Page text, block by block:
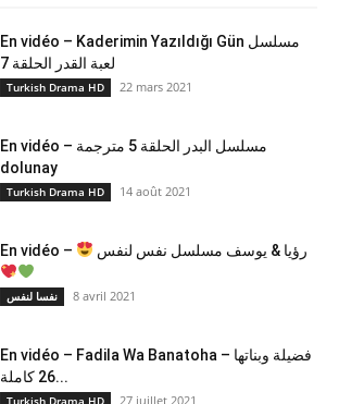
En vidéo – Kaderimin Yazıldığı Gün مسلسل
لعبة القدر الحلقة 7
Turkish Drama HD 22 mars 2021
En vidéo – مسلسل البدر الحلقة 5 مترجمة
dolunay
Turkish Drama HD 14 août 2021
En vidéo – رؤيا & يوسف مسلسل نفس لنفس
نفسا لنفس 8 avril 2021
En vidéo – Fadila Wa Banatoha – فضيلة وبناتها
26 كاملة...
Turkish Drama HD 27 juillet 2021